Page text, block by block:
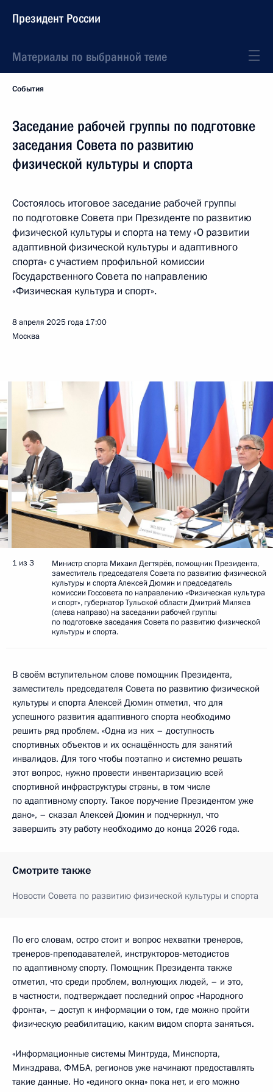
Президент России
Материалы по выбранной теме
События
Заседание рабочей группы по подготовке
заседания Совета по развитию
физической культуры и спорта
Состоялось итоговое заседание рабочей группы
по подготовке Совета при Президенте по развитию
физической культуры и спорта на тему «О развитии
адаптивной физической культуры и адаптивного
спорта» с участием профильной комиссии
Государственного Совета по направлению
«Физическая культура и спорт».
8 апреля 2025 года 17:00
Москва
1 из 3
Министр спорта Михаил Дегтярёв, помощник Президента,
заместитель председателя Совета по развитию физической
культуры и спорта Алексей Дюмин и председатель
комиссии Госсовета по направлению «Физическая культура
и спорт», губернатор Тульской области Дмитрий Миляев
(слева направо) на заседании рабочей группы
по подготовке заседания Совета по развитию физической
культуры и спорта.
В своём вступительном слове помощник Президента,
заместитель председателя Совета по развитию физической
культуры и спорта Алексей Дюмин отметил, что для
успешного развития адаптивного спорта необходимо
решить ряд проблем. «Одна из них – доступность
спортивных объектов и их оснащённость для занятий
инвалидов. Для того чтобы поэтапно и системно решать
этот вопрос, нужно провести инвентаризацию всей
спортивной инфраструктуры страны, в том числе
по адаптивному спорту. Такое поручение Президентом уже
дано», – сказал Алексей Дюмин и подчеркнул, что
завершить эту работу необходимо до конца 2026 года.
Смотрите также
Новости Совета по развитию физической культуры и спорта
По его словам, остро стоит и вопрос нехватки тренеров,
тренеров-преподавателей, инструкторов-методистов
по адаптивному спорту. Помощник Президента также
отметил, что среди проблем, волнующих людей, – и это,
в частности, подтверждает последний опрос «Народного
фронта», – доступ к информации о том, где можно пройти
физическую реабилитацию, каким видом спорта заняться.
«Информационные системы Минтруда, Минспорта,
Минздрава, ФМБА, регионов уже начинают предоставлять
такие данные. Но «единого окна» пока нет, и его можно